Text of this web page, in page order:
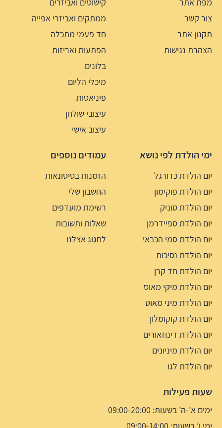
צור קשר
תקנון אתר
הצהרת נגישות
ממתקים ואביזרי אפייה
חד פעמי מתכלה
הפתעות ואריזות
בלונים
מיכלי הליום
פיניאטות
עיצובי שולחן
עיצוב אישי
ימי הולדת לפי נושא
יום הולדת כדורגל
יום הולדת פוקימון
יום הולדת סוניק
יום הולדת ספיידרמן
יום הולדת סמי הכבאי
יום הולדת נסיכות
יום הולדת חד קרן
יום הולדת מיקי מאוס
יום הולדת מיני מאוס
יום הולדת קוקומלון
יום הולדת דינוזאורים
יום הולדת מיניונים
יום הולדת לגו
עמודים נוספים
הזמנות בסיטונאות
החשבון שלי
רשימת מועדפים
שאלות ותשובות
לחגוג אצלנו
שעות פעילות
ימים א’-ה’ בשעות: 09:00-20:00